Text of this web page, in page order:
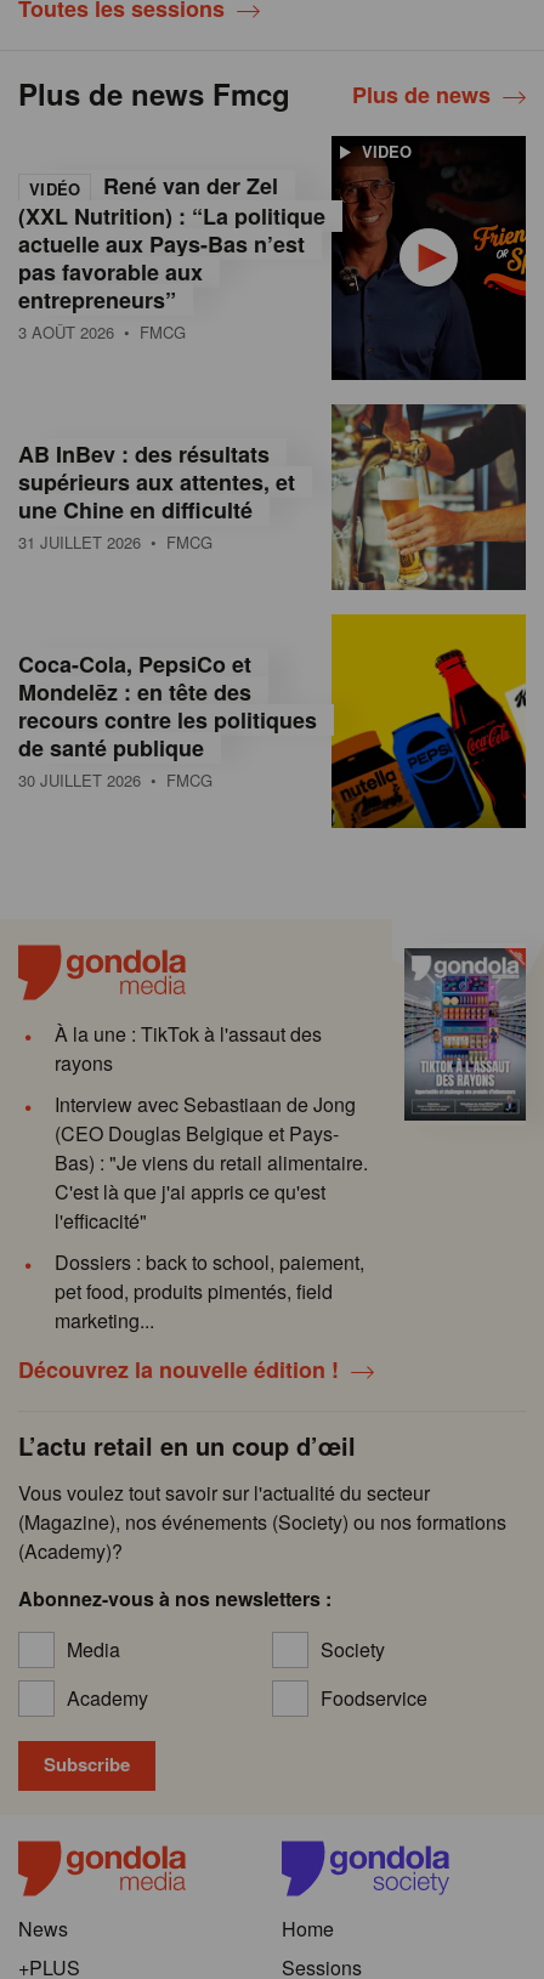
Toutes les sessions
Plus de news Fmcg Plus de news
VIDEO
VIDÉO
René van der Zel
(XXL Nutrition) : “La politique
actuelle aux Pays-Bas n’est
pas favorable aux
entrepreneurs”
3 AOÛT 2026 • FMCG
AB InBev : des résultats
supérieurs aux attentes, et
une Chine en difficulté
31 JUILLET 2026 • FMCG
Coca-Cola, PepsiCo et
Mondelēz : en tête des
recours contre les politiques
de santé publique
30 JUILLET 2026 • FMCG
À la une : TikTok à l'assaut des
rayons
Interview avec Sebastiaan de Jong
(CEO Douglas Belgique et Pays-
Bas) : "Je viens du retail alimentaire.
C'est là que j'ai appris ce qu'est
l'efficacité"
Dossiers : back to school, paiement,
pet food, produits pimentés, field
marketing...
Découvrez la nouvelle édition !
L’actu retail en un coup d’œil
Vous voulez tout savoir sur l'actualité du secteur
(Magazine), nos événements (Society) ou nos formations
(Academy)?
Abonnez-vous à nos newsletters :
Media
Society
Academy
Foodservice
News
+PLUS
Home
Sessions